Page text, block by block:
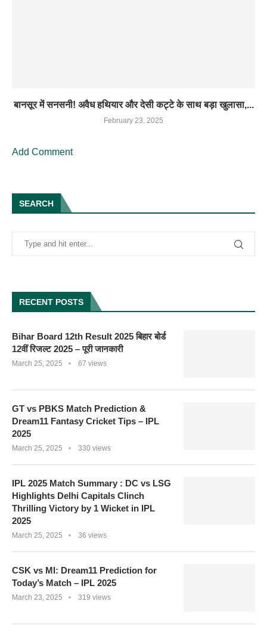
बानसूर में सनसनी! अवैध हथियार और देसी कट्टे के साथ बड़ा खुलासा,...
February 23, 2025
Add Comment
SEARCH
RECENT POSTS
Bihar Board 12th Result 2025 बिहार बोर्ड
12वीं रिजल्ट 2025 – पूरी जानकारी
March 25, 2025 67 views
GT vs PBKS Match Prediction &
Dream11 Fantasy Cricket Tips – IPL
2025
March 25, 2025 330 views
IPL 2025 Match Summary : DC vs LSG
Highlights Delhi Capitals Clinch
Thrilling Victory by 1 Wicket in IPL
2025
March 25, 2025 36 views
CSK vs MI: Dream11 Prediction for
Today’s Match – IPL 2025
March 23, 2025 319 views